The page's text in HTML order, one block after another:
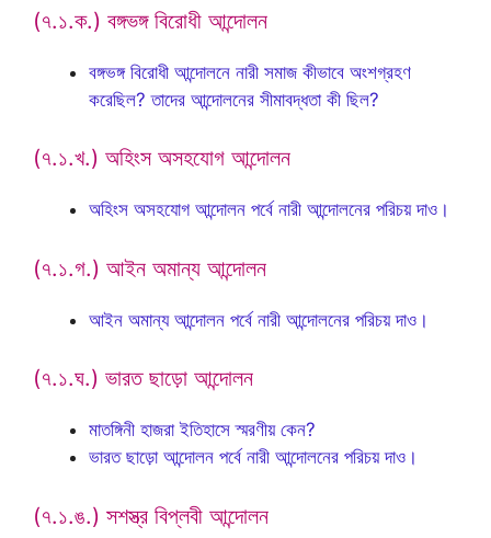
(৭.১.ক.) বঙ্গভঙ্গ বিরোধী আন্দোলন
বঙ্গভঙ্গ বিরোধী আন্দোলনে নারী সমাজ কীভাবে অংশগ্রহণ
করেছিল? তাদের আন্দোলনের সীমাবদ্ধতা কী ছিল?
(৭.১.খ.) অহিংস অসহযোগ আন্দোলন
অহিংস অসহযোগ আন্দোলন পর্বে নারী আন্দোলনের পরিচয় দাও।
(৭.১.গ.) আইন অমান্য আন্দোলন
আইন অমান্য আন্দোলন পর্বে নারী আন্দোলনের পরিচয় দাও।
(৭.১.ঘ.) ভারত ছাড়ো আন্দোলন
মাতঙ্গিনী হাজরা ইতিহাসে স্মরণীয় কেন?
ভারত ছাড়ো আন্দোলন পর্বে নারী আন্দোলনের পরিচয় দাও।
(৭.১.ঙ.) সশস্ত্র বিপ্লবী আন্দোলন